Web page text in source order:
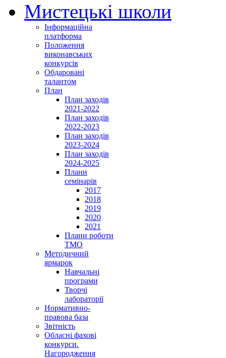
Мистецькі школи
Інформаційна
платформа
Положення
виконавських
конкурсів
Обдаровані
талантом
План
План заходів
2021-2022
План заходів
2022-2023
План заходів
2023-2024
План заходів
2024-2025
Плани
семінарів
2017
2018
2019
2020
2021
Плани роботи
ТМО
Методичний
ярмарок
Навчальні
програми
Творчі
лабораторії
Нормативно-
правова база
Звітність
Обласні фахові
конкурси.
Нагородження